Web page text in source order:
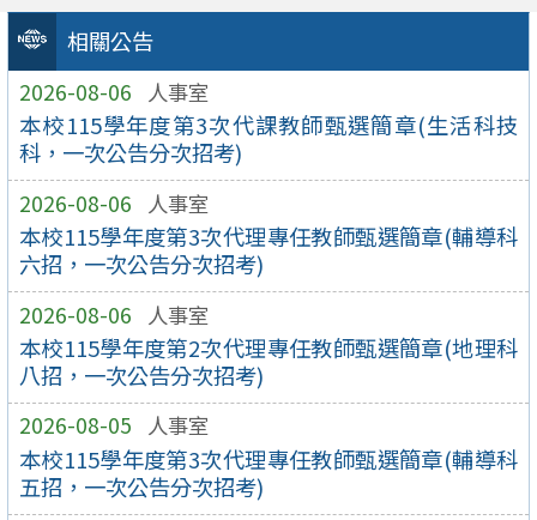
相關公告
2026-08-06 人事室
本校115學年度第3次代課教師甄選簡章(生活科技
科，一次公告分次招考)
2026-08-06 人事室
本校115學年度第3次代理專任教師甄選簡章(輔導科
六招，一次公告分次招考)
2026-08-06 人事室
本校115學年度第2次代理專任教師甄選簡章(地理科
八招，一次公告分次招考)
2026-08-05 人事室
本校115學年度第3次代理專任教師甄選簡章(輔導科
五招，一次公告分次招考)